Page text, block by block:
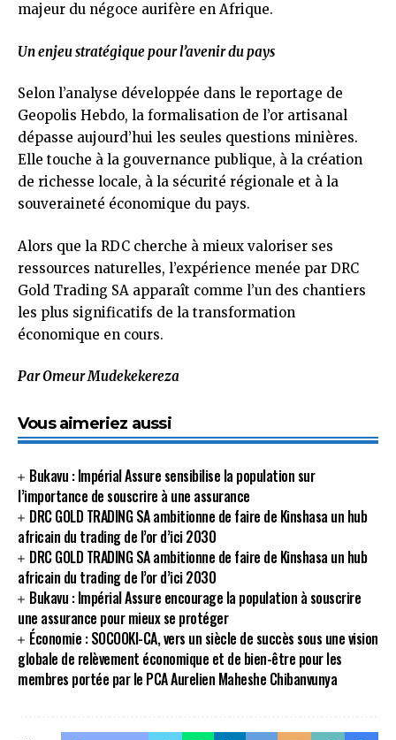
majeur du négoce aurifère en Afrique.
Un enjeu stratégique pour l’avenir du pays
Selon l’analyse développée dans le reportage de
Geopolis Hebdo, la formalisation de l’or artisanal
dépasse aujourd’hui les seules questions minières.
Elle touche à la gouvernance publique, à la création
de richesse locale, à la sécurité régionale et à la
souveraineté économique du pays.
Alors que la RDC cherche à mieux valoriser ses
ressources naturelles, l’expérience menée par DRC
Gold Trading SA apparaît comme l’un des chantiers
les plus significatifs de la transformation
économique en cours.
Par Omeur Mudekekereza
Vous aimeriez aussi
Bukavu : Impérial Assure sensibilise la population sur
l’importance de souscrire à une assurance
DRC GOLD TRADING SA ambitionne de faire de Kinshasa un hub
africain du trading de l’or d’ici 2030
DRC GOLD TRADING SA ambitionne de faire de Kinshasa un hub
africain du trading de l’or d’ici 2030
Bukavu : Impérial Assure encourage la population à souscrire
une assurance pour mieux se protéger
Économie : SOCOOKI-CA, vers un siècle de succès sous une vision
globale de relèvement économique et de bien-être pour les
membres portée par le PCA Aurelien Maheshe Chibanvunya